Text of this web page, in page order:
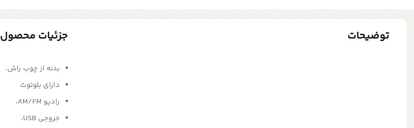
توضیحات جزئیات محصول
بدنه از چوب راش،
دارای بلوتوث
رادیو AM/FM،
خروجی USB،